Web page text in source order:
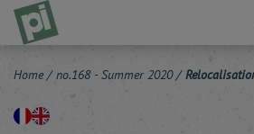
Home / no.168 - Summer 2020/